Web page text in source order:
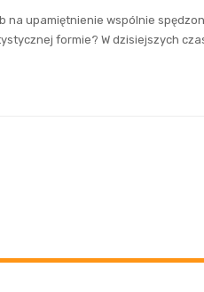
upamiętnienie wspólnie
formie? W dzisiejszych